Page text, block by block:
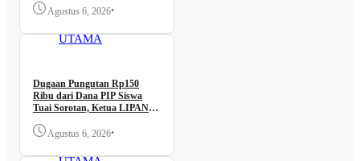
DiusutAgustus 6, 2026•
BERITA
UTAMA
Dugaan Pungutan Rp150
Ribu dari Dana PIP Siswa
Tuai Sorotan, Ketua LIPAN
Bertindak
Agustus 6, 2026•
BERITA